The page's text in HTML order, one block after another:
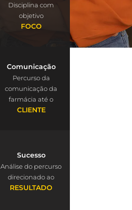
Disciplina com
objetivo
FOCO
Comunicação
Percurso da
comunicação da
farmácia até o
CLIENTE
Sucesso
Análise do percurso
direcionado ao
RESULTADO